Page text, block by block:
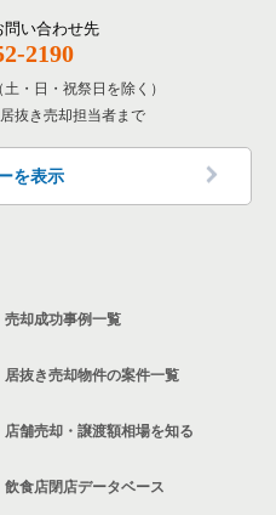
一覧
覧
問い合わせ先
2190
・日・祝祭日を除く）
抜き売却担当者まで
を表示
売却成功事例一覧
居抜き売却物件の案件一覧
店舗売却・譲渡額相場を知る
飲食店閉店データベース